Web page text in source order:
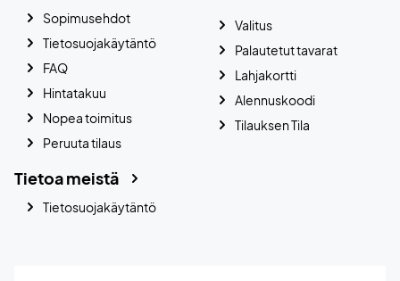
Sopimusehdot
Tietosuojakäytäntö
FAQ
Hintatakuu
Nopea toimitus
Peruuta tilaus
Valitus
Palautetut tavarat
Lahjakortti
Alennuskoodi
Tilauksen Tila
Tietoa meistä
Tietosuojakäytäntö